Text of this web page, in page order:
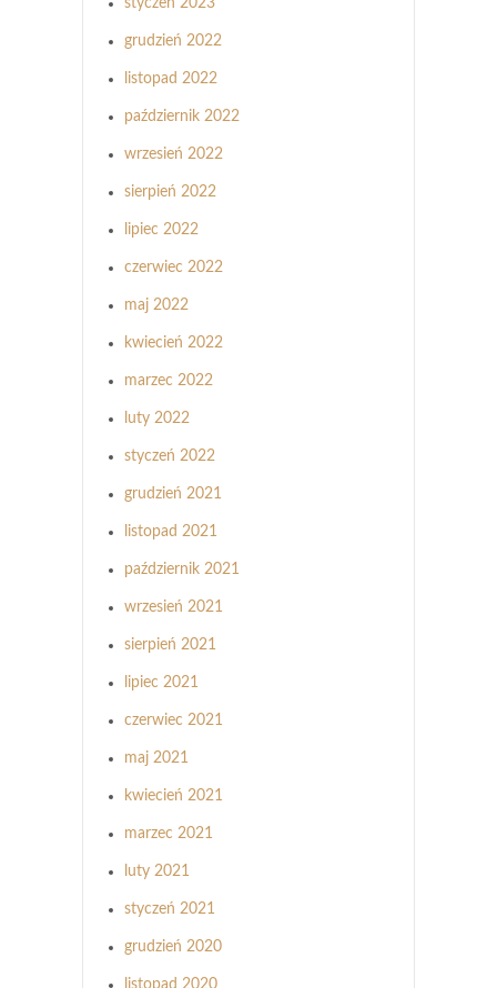
styczeń 2023
grudzień 2022
listopad 2022
październik 2022
wrzesień 2022
sierpień 2022
lipiec 2022
czerwiec 2022
maj 2022
kwiecień 2022
marzec 2022
luty 2022
styczeń 2022
grudzień 2021
listopad 2021
październik 2021
wrzesień 2021
sierpień 2021
lipiec 2021
czerwiec 2021
maj 2021
kwiecień 2021
marzec 2021
luty 2021
styczeń 2021
grudzień 2020
listopad 2020